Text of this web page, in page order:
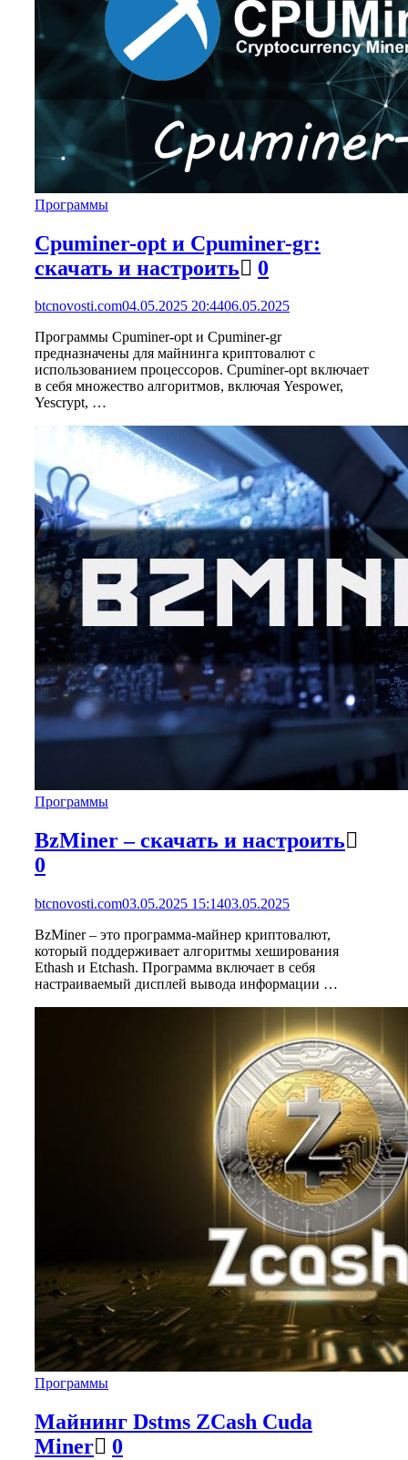
Программы
Cpuminer-opt и Cpuminer-gr:
скачать и настроить
0
btcnovosti.com04.05.2025 20:4406.05.2025
Программы Cpuminer-opt и Cpuminer-gr
предназначены для майнинга криптовалют с
использованием процессоров. Cpuminer-opt включает
в себя множество алгоритмов, включая Yespower,
Yescrypt, …
Программы
BzMiner – скачать и настроить
0
btcnovosti.com03.05.2025 15:1403.05.2025
BzMiner – это программа-майнер криптовалют,
который поддерживает алгоритмы хеширования
Ethash и Etchash. Программа включает в себя
настраиваемый дисплей вывода информации …
Программы
Майнинг Dstms ZCash Cuda
Miner
0